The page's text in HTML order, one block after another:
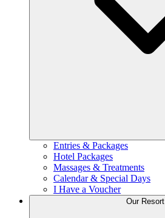
Entries & Packages
Hotel Packages
Massages & Treatments
Calendar & Special Days
I Have a Voucher
Our Resort